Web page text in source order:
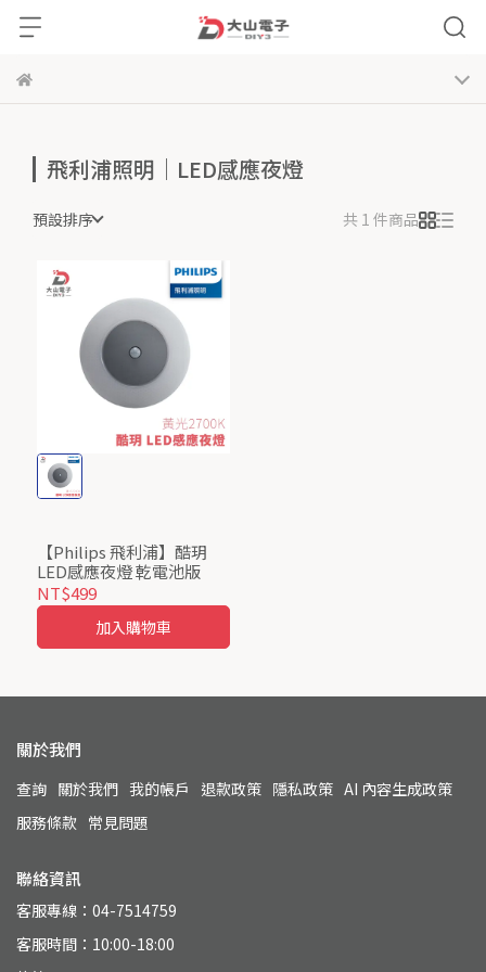
飛利浦照明｜LED感應夜燈
預設排序 共 1 件商品
【Philips 飛利浦】酷玥
LED感應夜燈 乾電池版
NT$499
加入購物車
關於我們
查詢 關於我們 我的帳戶 退款政策 隱私政策 AI 內容生成政策
服務條款 常見問題
聯絡資訊
客服專線：04-7514759
客服時間：10:00-18:00